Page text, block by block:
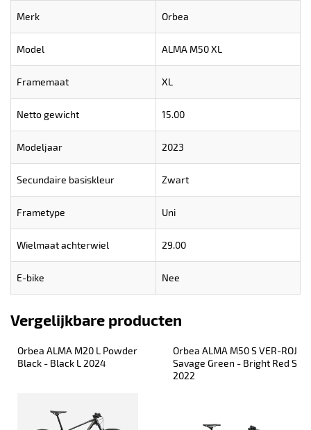
Merk Orbea
Model ALMA M50 XL
Framemaat XL
Netto gewicht 15.00
Modeljaar 2023
Secundaire basiskleur Zwart
Frametype Uni
Wielmaat achterwiel 29.00
E-bike Nee
Vergelijkbare producten
Orbea ALMA M20 L Powder
Black - Black L 2024
Orbea ALMA M50 S VER-ROJ
Savage Green - Bright Red S
2022